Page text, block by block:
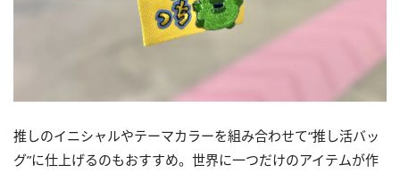
推しのイニシャルやテーマカラーを組み合わせて“推し活バッ
グ”に仕上げるのもおすすめ。世界に一つだけのアイテムが作